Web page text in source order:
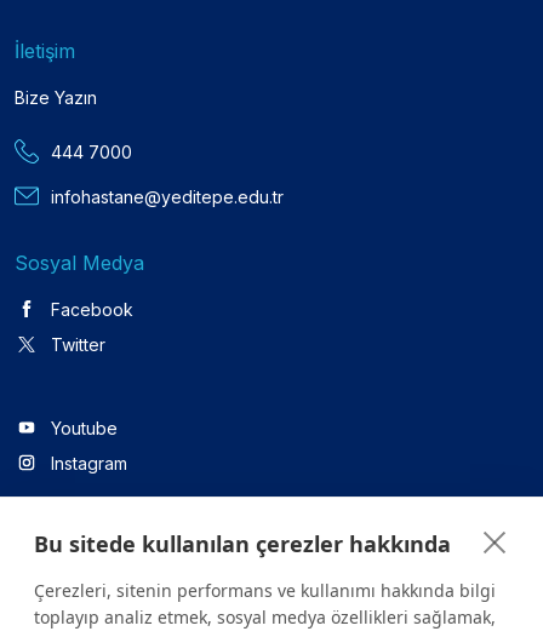
İletişim
Bize Yazın
444 7000
infohastane@yeditepe.edu.tr
Sosyal Medya
Facebook
Twitter
Youtube
Instagram
Linkedin
Bu sitede kullanılan çerezler hakkında
Çerezleri, sitenin performans ve kullanımı hakkında bilgi
toplayıp analiz etmek, sosyal medya özellikleri sağlamak,